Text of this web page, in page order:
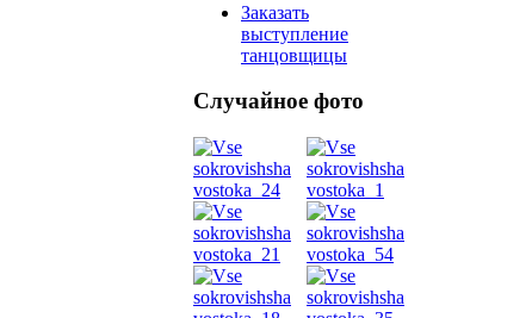
Заказать
выступление
танцовщицы
Случайное фото